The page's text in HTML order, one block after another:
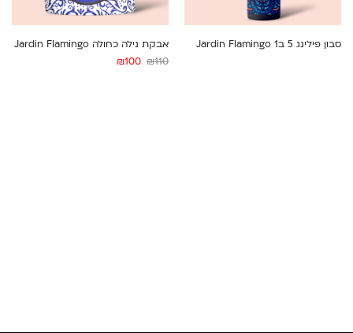
PREVIOUS
סבון פילינג 5 ב1 Jardin Flamingo
אבקת נילה כחולה Jardin Flamingo
₪110
המחיר
₪100
NEXT